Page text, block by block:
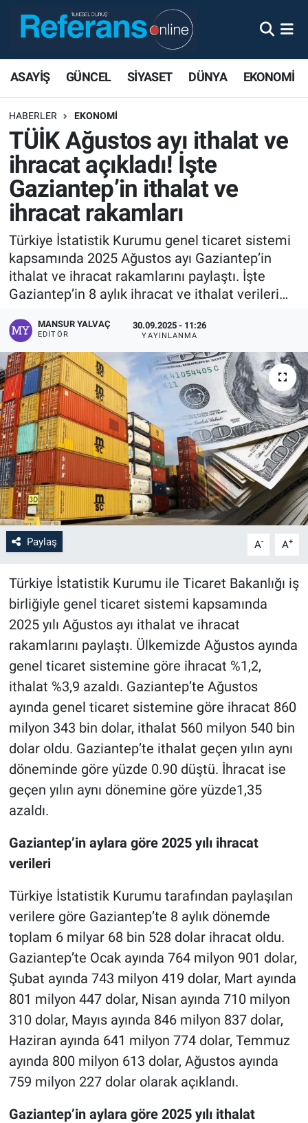
ASAYİŞ GÜNCEL SİYASET DÜNYA EKONOMİ
HABERLER EKONOMİ
TÜİK Ağustos ayı ithalat ve
ihracat açıkladı! İşte
Gaziantep’in ithalat ve
ihracat rakamları
Türkiye İstatistik Kurumu genel ticaret sistemi
kapsamında 2025 Ağustos ayı Gaziantep’in
ithalat ve ihracat rakamlarını paylaştı. İşte
Gaziantep’in 8 aylık ihracat ve ithalat verileri…
MANSUR YALVAÇ
EDITÖR
30.09.2025 - 11:26
YAYINLANMA
Paylaş A- A+
Türkiye İstatistik Kurumu ile Ticaret Bakanlığı iş
birliğiyle genel ticaret sistemi kapsamında
2025 yılı Ağustos ayı ithalat ve ihracat
rakamlarını paylaştı. Ülkemizde Ağustos ayında
genel ticaret sistemine göre ihracat %1,2,
ithalat %3,9 azaldı. Gaziantep’te Ağustos
ayında genel ticaret sistemine göre ihracat 860
milyon 343 bin dolar, ithalat 560 milyon 540 bin
dolar oldu. Gaziantep’te ithalat geçen yılın aynı
döneminde göre yüzde 0.90 düştü. İhracat ise
geçen yılın aynı dönemine göre yüzde1,35
azaldı.
Gaziantep’in aylara göre 2025 yılı ihracat
verileri
Türkiye İstatistik Kurumu tarafından paylaşılan
verilere göre Gaziantep’te 8 aylık dönemde
toplam 6 milyar 68 bin 528 dolar ihracat oldu.
Gaziantep’te Ocak ayında 764 milyon 901 dolar,
Şubat ayında 743 milyon 419 dolar, Mart ayında
801 milyon 447 dolar, Nisan ayında 710 milyon
310 dolar, Mayıs ayında 846 milyon 837 dolar,
Haziran ayında 641 milyon 774 dolar, Temmuz
ayında 800 milyon 613 dolar, Ağustos ayında
759 milyon 227 dolar olarak açıklandı.
Gaziantep’in aylara göre 2025 yılı ithalat